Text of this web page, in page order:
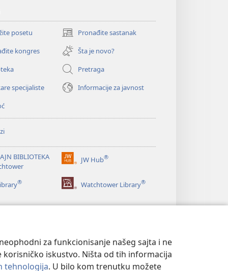
za funkcionisanje našeg sajta i ne
iskustvo. Ništa od tih informacija
tehnologija. U bilo kom trenutku možete
posetu Pronađite sastanak
(otvara
novi
prozor)
kongres
Šta je novo?
Pretraga
specijaliste
Informacije za javnost
BIBLIOTEKA
JW Hub®
(otvara
prozor)
® Watchtower Library®